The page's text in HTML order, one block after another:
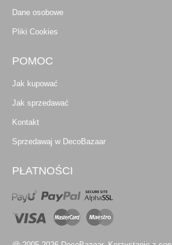
Dane osobowe
Pliki Cookies
POMOC
Jak kupować
Jak sprzedawać
Kontakt
Sprzedawaj w DecoBazaar
PŁATNOŚCI